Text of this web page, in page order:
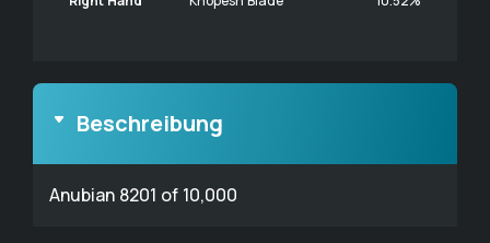
Beschreibung
Anubian 8201 of 10,000